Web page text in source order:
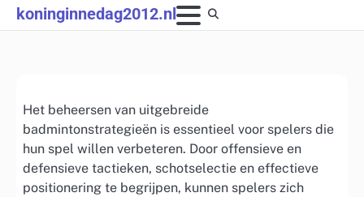
Skip
to
koninginnedag2012.nl
Het beheersen van uitgebreide
badmintonstrategieën is essentieel voor spelers die
hun spel willen verbeteren. Door offensieve en
defensieve tactieken, schotselectie en effectieve
positionering te begrijpen, kunnen spelers zich